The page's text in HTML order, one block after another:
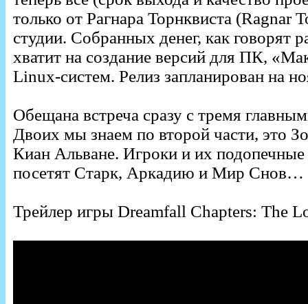
только от Рагнара Торнквиста (Ragnar
студии. Собранных денег, как говорят
хватит на создание версий для ПК,
Linux-систем. Релиз запланирован на
Обещана встреча сразу с тремя
Двоих мы знаем по второй части, это
Киан Альване. Игроки и их
посетят Старк, Аркадию и Мир Снов…
Трейлер игры Dreamfall Chapters: The